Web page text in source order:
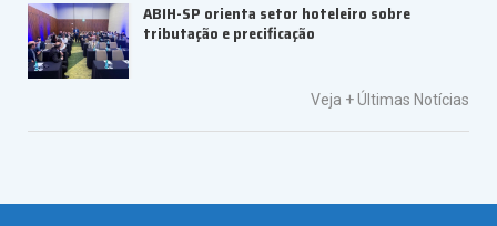
ABIH-SP orienta setor hoteleiro sobre
tributação e precificação
Veja +Últimas Notícias